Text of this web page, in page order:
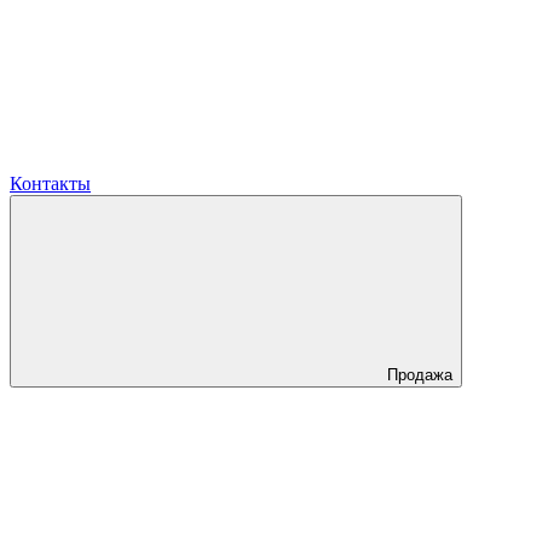
Контакты
Продажа